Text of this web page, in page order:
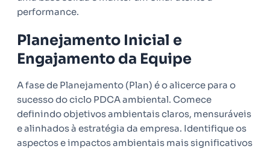
performance.
Planejamento Inicial e
Engajamento da Equipe
A fase de Planejamento (Plan) é o alicerce para o
sucesso do ciclo PDCA ambiental. Comece
definindo objetivos ambientais claros, mensuráveis
e alinhados à estratégia da empresa. Identifique os
aspectos e impactos ambientais mais significativos